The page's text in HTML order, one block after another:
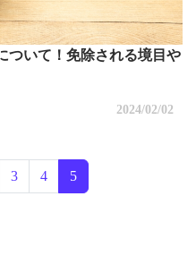
ついて！免除される境目や
2024/02/02
ーション
3 4 5